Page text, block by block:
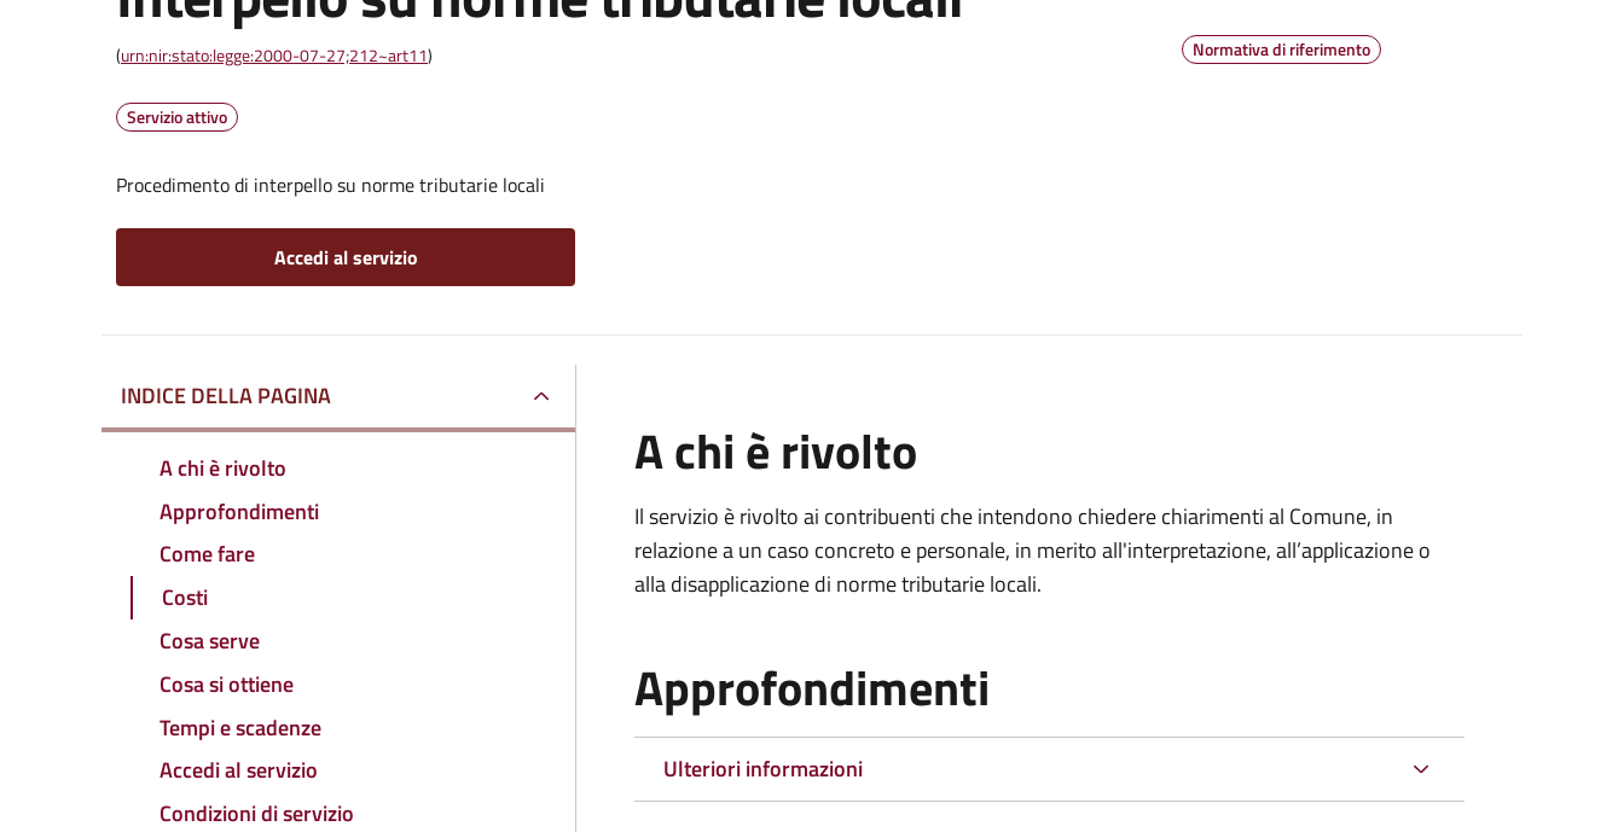
(urn:nir:stato:legge:2000-07-27;212~art11)
Servizio attivo
Procedimento di interpello su norme tributarie locali
Accedi al servizio
Normativa di riferimento
INDICE DELLA PAGINA
A chi è rivolto
Approfondimenti
Come fare
Costi
Cosa serve
Cosa si ottiene
Tempi e scadenze
Accedi al servizio
Condizioni di servizio
A chi è rivolto
Il servizio è rivolto ai contribuenti che intendono chiedere chiarimenti al Comune, in
relazione a un caso concreto e personale, in merito all'interpretazione, all’applicazione o
alla disapplicazione di norme tributarie locali.
Approfondimenti
Ulteriori informazioni